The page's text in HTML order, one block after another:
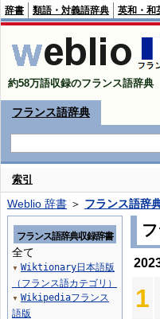
辞書 類語・対義語辞典 英和・和
約58万語収録のフランス語辞典
フランス語辞典
索引
Weblio 辞書 ＞ フランス語辞
1
フランス語辞典収録辞書
全て
▼ Wiktionary日本語版
（フランス語カテゴリ）
▼ Wikipediaフランス
語版